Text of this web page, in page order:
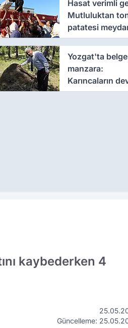
Hasat verimli
Mutluluktan
patatesi
dağıttı
Yozgat'ta
manzara:
Karıncaların
görenleri
kaybederken 4
Güncelleme: